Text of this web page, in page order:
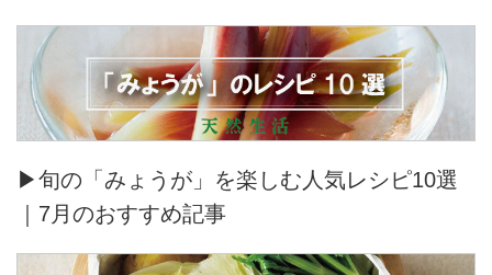
▶旬の「みょうが」を楽しむ人気レシピ10選
｜7月のおすすめ記事